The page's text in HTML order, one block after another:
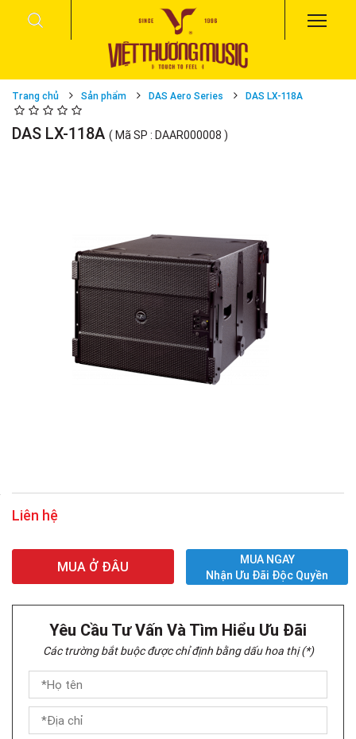
Trang chủ Sản phẩm DAS Aero Series DAS LX-118A
DAS LX-118A ( Mã SP : DAAR000008 )
Liên hệ
MUA Ở ĐÂU
MUA NGAY
Nhận Ưu Đãi Độc Quyền
Yêu Cầu Tư Vấn Và Tìm Hiểu Ưu Đãi
Các trường bắt buộc được chỉ định bằng dấu hoa thị (*)